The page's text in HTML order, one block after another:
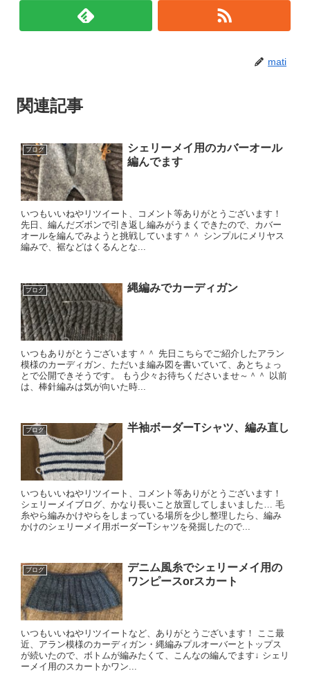
mati
関連記事
ブログ
シェリーメイ用のカバーオール
編んでます
いつもいいねやリツイート、コメント等ありがとうございます！
先日、編んだズボンで引き返し編みがうまくできたので、カバー
オールを編んでみようと挑戦しています＾＾ シンプルにメリヤス
編みで、裾などはくるんとな...
ブログ 縄編みでカーディガン
いつもありがとうございます＾＾ 先日こちらでご紹介したアラン
模様のカーディガン、ただいま編み図を書いていて、あとちょっ
とで公開できそうです。 もう少々お待ちくださいませ～＾＾ 以前
は、棒針編みは気が向いた時...
ブログ 半袖ボーダーTシャツ、編み直し
いつもいいねやリツイート、コメント等ありがとうございます！
シェリーメイブログ、かなり長いこと放置してしまいました… 毛
糸やら編みかけやらをしまっている場所を少し整理したら、編み
かけのシェリーメイ用ボーダーTシャツを発掘したので...
ブログ
デニム風糸でシェリーメイ用の
ワンピースorスカート
いつもいいねやリツイートなど、ありがとうございます！ ここ最
近、アラン模様のカーディガン・縄編みプルオーバーとトップス
が続いたので、ボトムが編みたくて、こんなの編んでます↓ シェリ
ーメイ用のスカートかワン...